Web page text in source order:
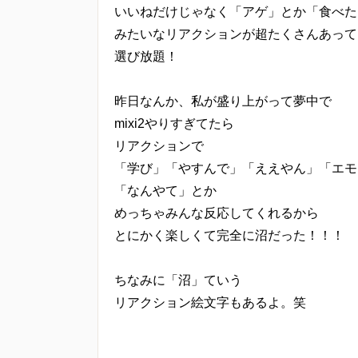
いいねだけじゃなく「アゲ」とか「食べ
みたいなリアクションが超たくさんあって
選び放題！
昨日なんか、私が盛り上がって夢中で
mixi2やりすぎてたら
リアクションで
「学び」「やすんで」「ええやん」「エ
「なんやて」とか
めっちゃみんな反応してくれるから
とにかく楽しくて完全に沼だった！！！
ちなみに「沼」ていう
リアクション絵文字もあるよ。笑